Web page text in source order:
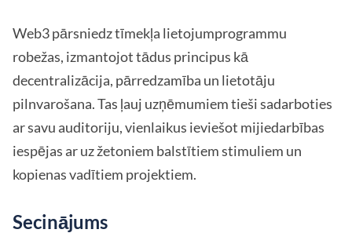
Web3 pārsniedz tīmekļa lietojumprogrammu
robežas, izmantojot tādus principus kā
decentralizācija, pārredzamība un lietotāju
pilnvarošana. Tas ļauj uzņēmumiem tieši sadarboties
ar savu auditoriju, vienlaikus ieviešot mijiedarbības
iespējas ar uz žetoniem balstītiem stimuliem un
kopienas vadītiem projektiem.
Secinājums